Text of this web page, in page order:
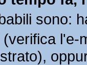
sono:
(verifica